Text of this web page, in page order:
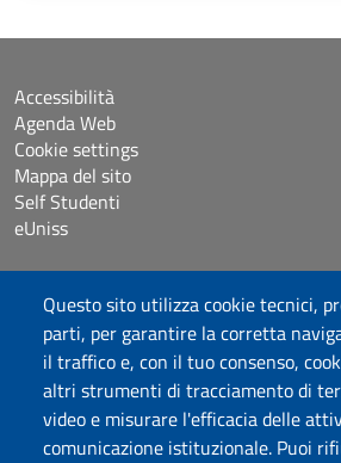
Questo sito utilizza cookie tecnici,
parti, per garantire la corretta
il traffico e, con il tuo consenso,
altri strumenti di tracciamento di
video e misurare l'efficacia delle
comunicazione istituzionale. Puoi
Accessibilità
Agenda Web
Cookie settings
Mappa del sito
Self Studenti
eUniss
Bandi
Dichiarazione di accessibilità
Posta elettronica @uniss.it
Protocollo
Seguici su